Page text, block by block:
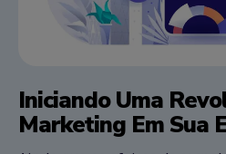
Iniciando Uma
Marketing Em Sua